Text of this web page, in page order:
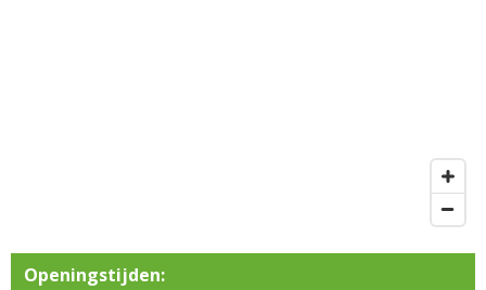
Openingstijden: